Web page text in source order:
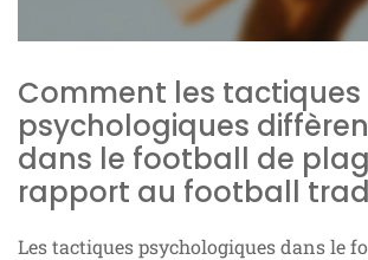
Comment les tactiques
psychologiques
dans le football de
rapport au football
Les tactiques psychologiques dans le